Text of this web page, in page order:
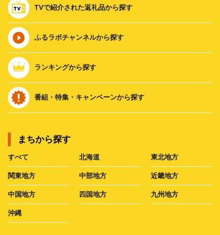
TVで紹介された返礼品から探す
ふるラボチャンネルから探す
ランキングから探す
番組・特集・キャンペーンから探す
まちから探す
すべて 北海道 東北地方
関東地方 中部地方 近畿地方
中国地方 四国地方 九州地方
沖縄